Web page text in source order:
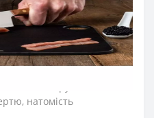
і​​з деревини
FSC® лісу. Упаковка
повністю з 100%
натомість